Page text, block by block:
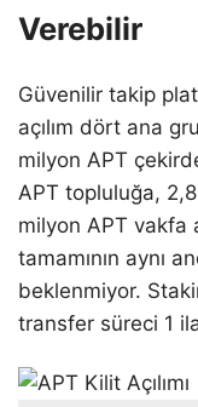
Verebilir
Güvenilir takip
açılım dört ana
milyon APT
APT topluluğa,
milyon APT vakfa
tamamının aynı
beklenmiyor.
transfer süreci 1